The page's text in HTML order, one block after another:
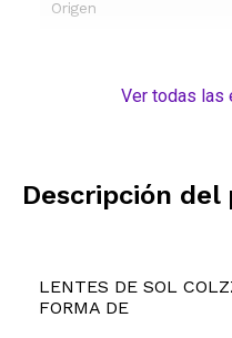
Origen
Ver todas las
Descripción
LENTES DE SOL
FORMA DE